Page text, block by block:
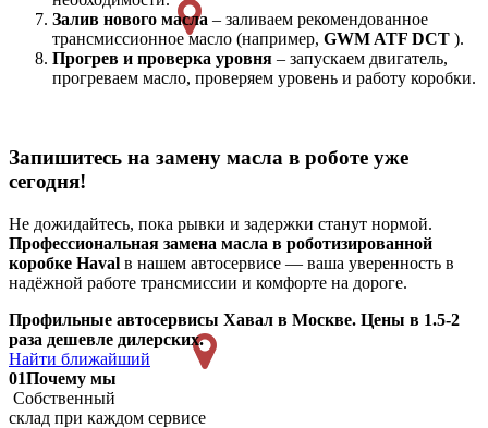
Залив нового масла – заливаем рекомендованное
трансмиссионное масло (например, GWM ATF DCT ).
Прогрев и проверка уровня – запускаем двигатель,
прогреваем масло, проверяем уровень и работу коробки.
Запишитесь на замену масла в роботе уже
сегодня!
Не дожидайтесь, пока рывки и задержки станут нормой.
Профессиональная замена масла в роботизированной
коробке Haval в нашем автосервисе — ваша уверенность в
надёжной работе трансмиссии и комфорте на дороге.
Профильные автосервисы Хавал в Москве. Цены в 1.5-2
раза дешевле дилерских.
Найти ближайший
01Почему мы
Собственный
склад при каждом сервисе